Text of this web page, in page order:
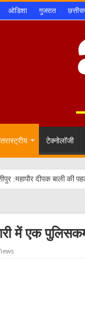
ओडिशा गुजरात
टेक्नोलॉजी
:महापौर दीपक बाली की
में एक